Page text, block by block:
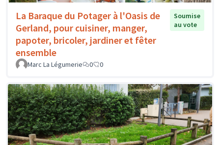
La Baraque du Potager à l'Oasis de
Gerland, pour cuisiner, manger,
papoter, bricoler, jardiner et fêter
ensemble
Soumise
au vote
Marc La Légumerie 0 0